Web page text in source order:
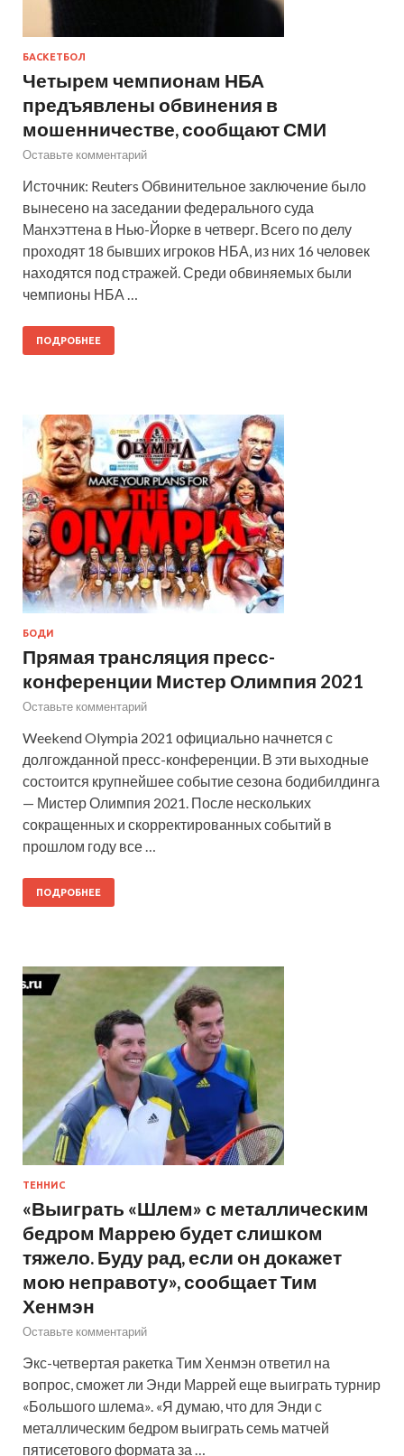
БАСКЕТБОЛ
Четырем чемпионам НБА
предъявлены обвинения в
мошенничестве, сообщают СМИ
Оставьте комментарий
Источник: Reuters Обвинительное заключение было
вынесено на заседании федерального суда
Манхэттена в Нью-Йорке в четверг. Всего по делу
проходят 18 бывших игроков НБА, из них 16 человек
находятся под стражей. Среди обвиняемых были
чемпионы НБА …
ПОДРОБНЕЕ
БОДИ
Прямая трансляция пресс-
конференции Мистер Олимпия 2021
Оставьте комментарий
Weekend Olympia 2021 официально начнется с
долгожданной пресс-конференции. В эти выходные
состоится крупнейшее событие сезона бодибилдинга
— Мистер Олимпия 2021. После нескольких
сокращенных и скорректированных событий в
прошлом году все …
ПОДРОБНЕЕ
ТЕННИС
«Выиграть «Шлем» с металлическим
бедром Маррею будет слишком
тяжело. Буду рад, если он докажет
мою неправоту», сообщает Тим
Хенмэн
Оставьте комментарий
Экс-четвертая ракетка Тим Хенмэн ответил на
вопрос, сможет ли Энди Маррей еще выиграть турнир
«Большого шлема». «Я думаю, что для Энди с
металлическим бедром выиграть семь матчей
пятисетового формата за …